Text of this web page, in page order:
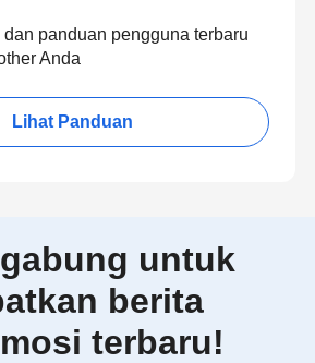
panduan pengguna terbaru
Anda
Lihat Panduan
untuk
berita
terbaru!